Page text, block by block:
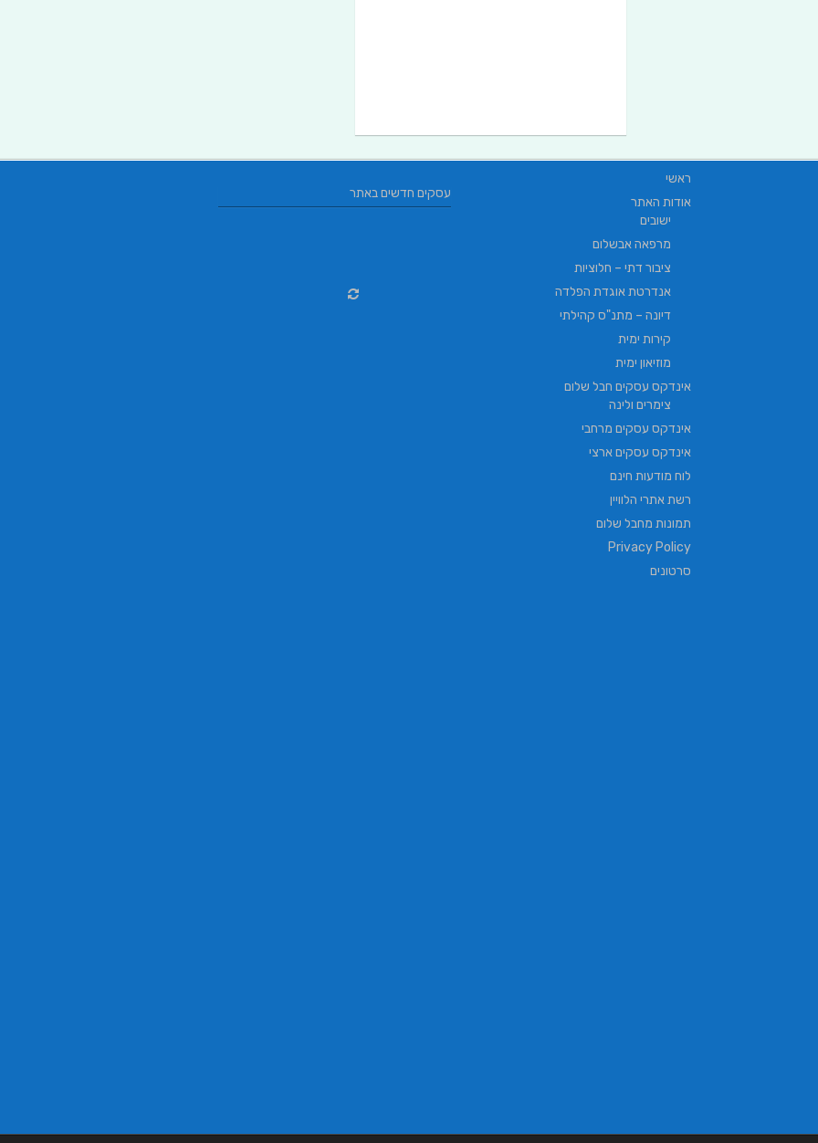
עסקים חדשים באתר
ראשי
אודות האתר
ישובים
מרפאה אבשלום
ציבור דתי – חלוציות
אנדרטת אוגדת הפלדה
דיונה – מתנ"ס קהילתי
קירות ימית
מוזיאון ימית
אינדקס עסקים חבל שלום
צימרים ולינה
אינדקס עסקים מרחבי
אינדקס עסקים ארצי
לוח מודעות חינם
רשת אתרי הלוויין
תמונות מחבל שלום
Privacy Policy
סרטונים